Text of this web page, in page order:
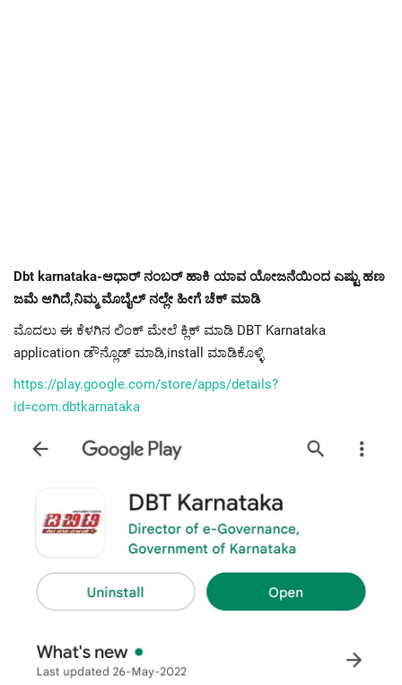
Dbt karnataka-ಆಧಾರ್ ನಂಬರ್ ಹಾಕಿ ಯಾವ ಯೋಜನೆಯಿಂದ ಎಷ್ಟು ಹಣ
ಜಮೆ ಆಗಿದೆ,ನಿಮ್ಮ ಮೊಬೈಲ್ ನಲ್ಲೇ ಹೀಗೆ ಚೆಕ್ ಮಾಡಿ
ಮೊದಲು ಈ ಕೆಳಗಿನ ಲಿಂಕ್ ಮೇಲೆ ಕ್ಲಿಕ್ ಮಾಡಿ DBT Karnataka
application ಡೌನ್ಲೊಡ್ ಮಾಡಿ,install ಮಾಡಿಕೊಳ್ಳಿ
https://play.google.com/store/apps/details?
id=com.dbtkarnataka